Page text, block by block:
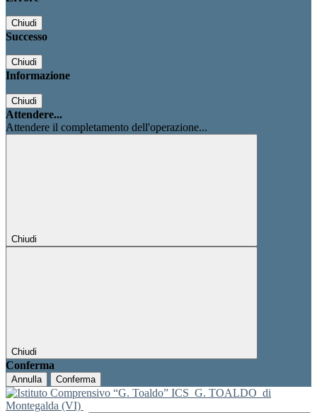
Chiudi
Successo
Chiudi
Informazione
Chiudi
Attendere...
Attendere il completamento dell'operazione...
Chiudi
Chiudi
Conferma
Annulla Conferma
ICS G. TOALDO di
Montegalda (VI)